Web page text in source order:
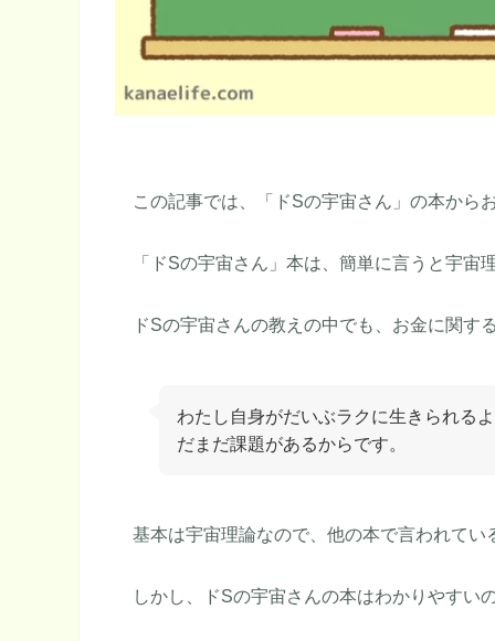
この記事では、「ドSの宇宙さん」の本から
「ドSの宇宙さん」本は、簡単に言うと宇
ドSの宇宙さんの教えの中でも、お金に関す
わたし自身がだいぶラクに生きられる
だまだ課題があるからです。
基本は宇宙理論なので、他の本で言われてい
しかし、ドSの宇宙さんの本はわかりやすい